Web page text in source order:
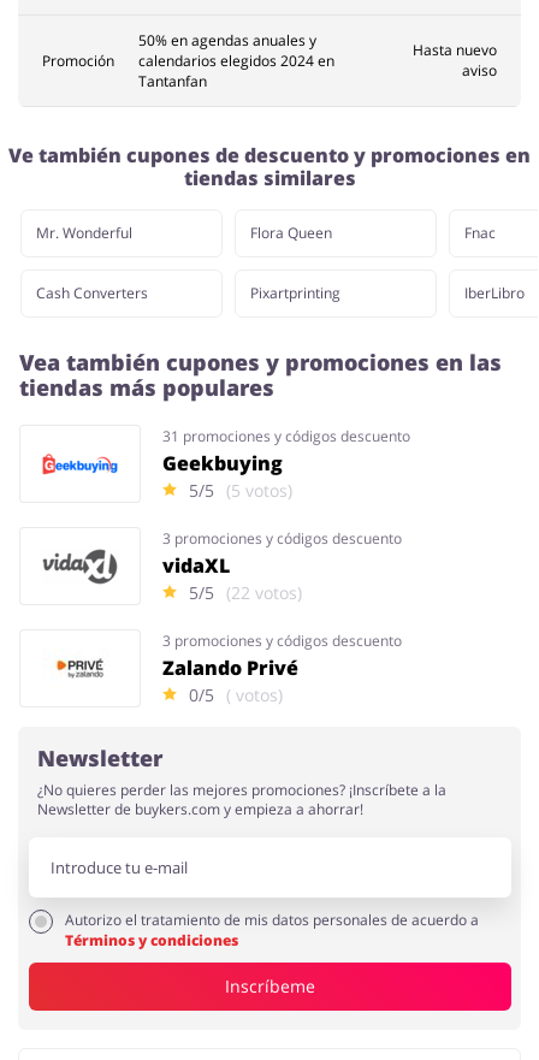
Promoción
50% en agendas anuales y
calendarios elegidos 2024 en
Tantanfan
Hasta nuevo
aviso
Ve también cupones de descuento y promociones en
tiendas similares
Mr. Wonderful
Cash Converters
Flora Queen
Pixartprinting
Fnac
IberLibro
Vea también cupones y promociones en las
tiendas más populares
31 promociones y códigos descuento
Geekbuying
5/5 (5 votos)
3 promociones y códigos descuento
vidaXL
5/5 (22 votos)
3 promociones y códigos descuento
Zalando Privé
0/5 ( votos)
Newsletter
¿No quieres perder las mejores promociones? ¡Inscríbete a la
Newsletter de buykers.com y empieza a ahorrar!
Autorizo el tratamiento de mis datos personales de acuerdo a
Términos y condiciones
Inscríbeme